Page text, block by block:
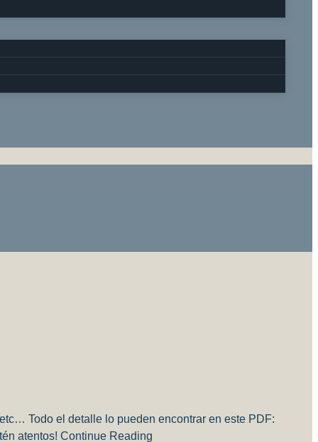
Todo el detalle lo pueden encontrar en este PDF:
atentos! Continue Reading